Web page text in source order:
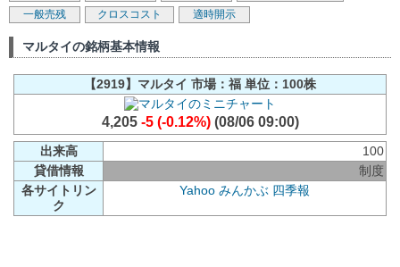
一般売残
クロスコスト 適時開示
マルタイの銘柄基本情報
【2919】マルタイ 市場：福 単位：100株
4,205 -5 (-0.12%)(08/06 09:00)
出来高
100
貸借情報
制度
各サイトリン
ク
Yahoo みんかぶ 四季報